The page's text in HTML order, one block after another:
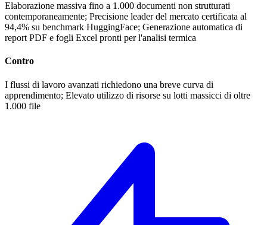
Elaborazione massiva fino a 1.000 documenti non strutturati
contemporaneamente; Precisione leader del mercato certificata al
94,4% su benchmark HuggingFace; Generazione automatica di
report PDF e fogli Excel pronti per l'analisi termica
Contro
I flussi di lavoro avanzati richiedono una breve curva di
apprendimento; Elevato utilizzo di risorse su lotti massicci di oltre
1.000 file